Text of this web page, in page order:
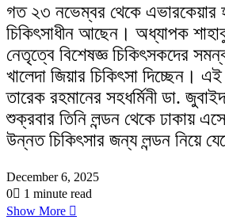
গত ২৩ নভেম্বর থেকে এভারকেয়ার
চিকিৎসাধীন আছেন। অধ্যাপক
নেতৃত্বে বিশেষজ্ঞ চিকিৎসকদের
খালেদা জিয়ার চিকিৎসা দিচ্ছেন।
তারেক রহমানের সহধর্মিনী ডা.
শুক্রবার তিনি লন্ডন থেকে ঢাকায়
উন্নত চিকিৎসার জন্য লন্ডন নিয়ে
December 6, 2025
0
1 minute read
Show More